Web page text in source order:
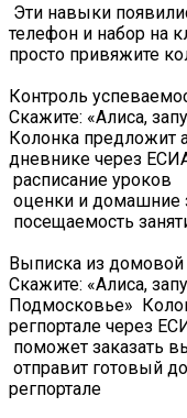
Эти навыки
телефон и набор на
просто привяжите
Контроль
Скажите: «Алиса,
Колонка предложит
дневнике через
️ расписание уроков
оценки и домашние
посещаемость
Выписка из
Скажите: «Алиса,
Подмосковье»
регпортале через
поможет заказать
отправит готовый
регпортале